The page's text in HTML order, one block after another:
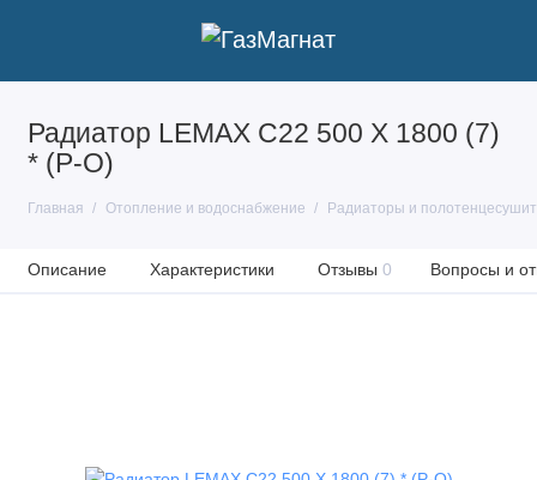
Радиатор LEMAX С22 500 X 1800 (7)
* (Р-О)
Главная Отопление и водоснабжение Радиаторы и
Описание Характеристики Отзывы 0 Вопросы и